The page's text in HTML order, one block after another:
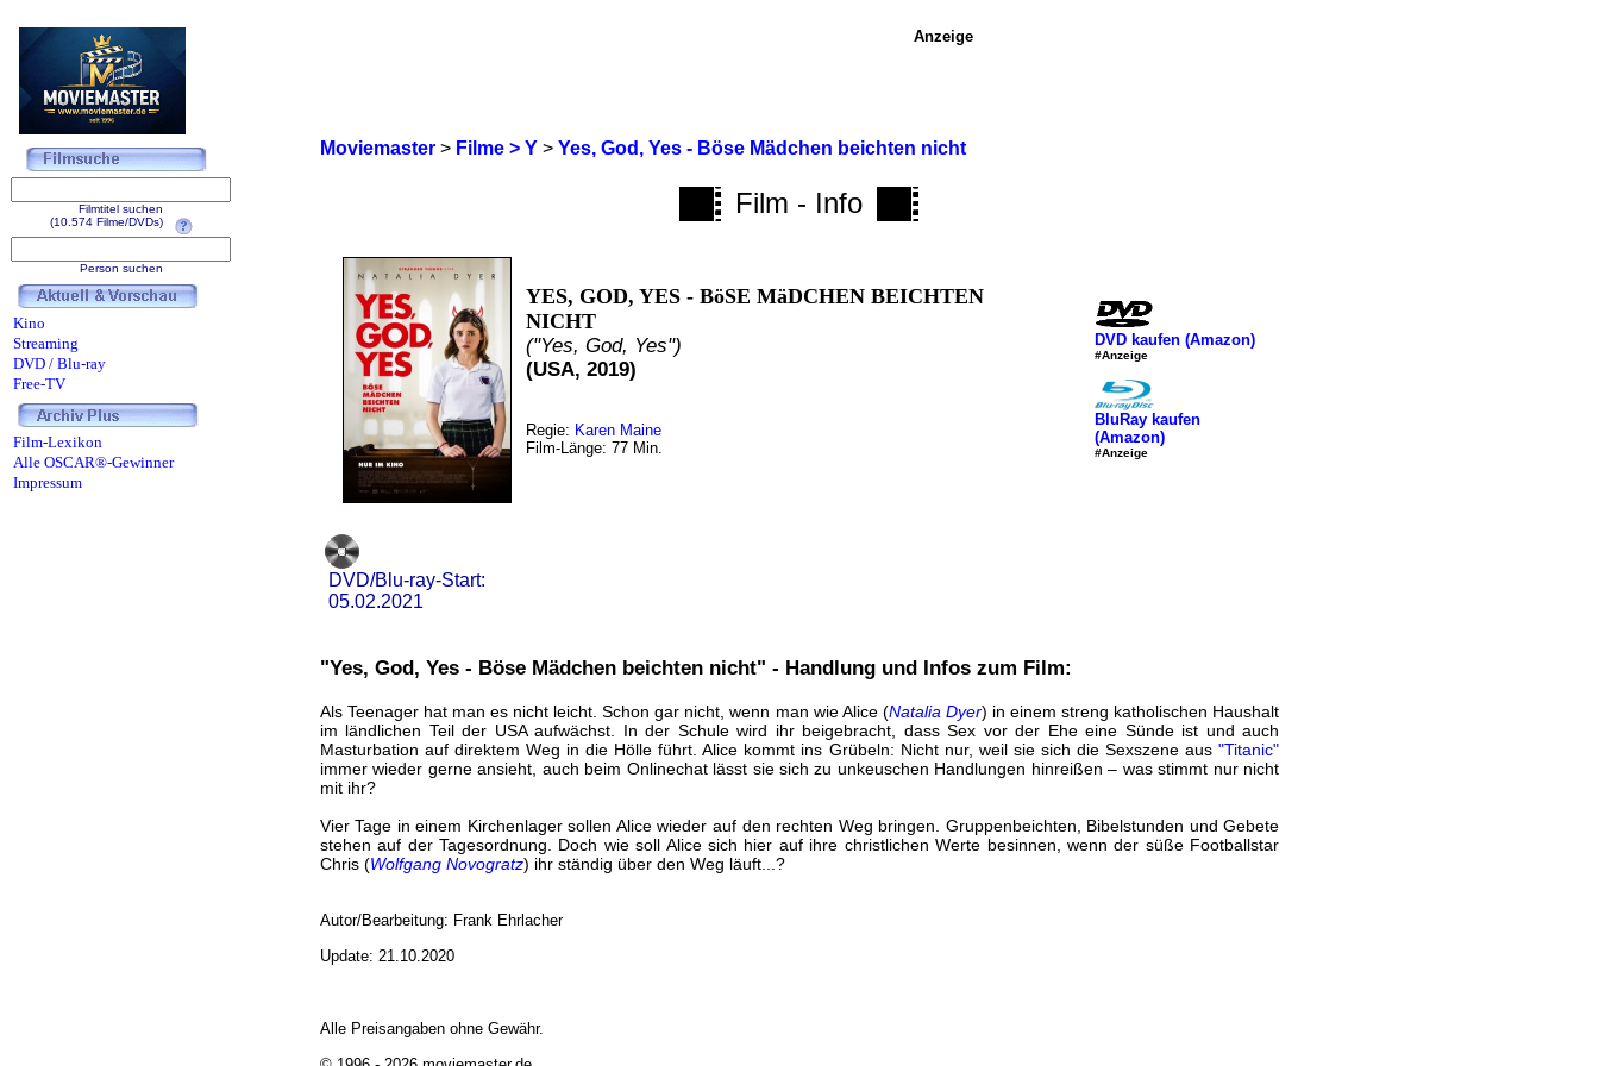
Moviemaster> Filme > Y> Yes, God, Yes - Böse Mädchen beichten nicht
Film - Info
YES, GOD, YES - BöSE MäDCHEN BEICHTEN
NICHT
("Yes, God, Yes")
(USA, 2019)
Regie: Karen Maine
Film-Länge: 77 Min.
DVD kaufen (Amazon)
#Anzeige
BluRay kaufen
(Amazon)
#Anzeige
DVD/Blu-ray-Start:
05.02.2021
"Yes, God, Yes - Böse Mädchen beichten nicht" - Handlung und Infos zum Film:
Als Teenager hat man es nicht leicht. Schon gar nicht, wenn man wie Alice (Natalia Dyer) in einem streng katholischen Haushalt
im ländlichen Teil der USA aufwächst. In der Schule wird ihr beigebracht, dass Sex vor der Ehe eine Sünde ist und auch
Masturbation auf direktem Weg in die Hölle führt. Alice kommt ins Grübeln: Nicht nur, weil sie sich die Sexszene aus"Titanic"
immer wieder gerne ansieht, auch beim Onlinechat lässt sie sich zu unkeuschen Handlungen hinreißen – was stimmt nur nicht
mit ihr?
Vier Tage in einem Kirchenlager sollen Alice wieder auf den rechten Weg bringen. Gruppenbeichten, Bibelstunden und Gebete
stehen auf der Tagesordnung. Doch wie soll Alice sich hier auf ihre christlichen Werte besinnen, wenn der süße Footballstar
Chris (Wolfgang Novogratz) ihr ständig über den Weg läuft...?
Autor/Bearbeitung: Frank Ehrlacher
Update: 21.10.2020
Alle Preisangaben ohne Gewähr.
Anzeige
Filmtitel suchen
(10.574 Filme/DVDs)
Person suchen
Kino
Streaming
DVD / Blu-ray
Free-TV
Film-Lexikon
Alle OSCAR®-Gewinner
Impressum